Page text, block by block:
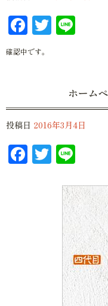
Facebook
Twitter
確認中です。
ホーム
投稿日 2016年3月4日
Facebook
Twitter